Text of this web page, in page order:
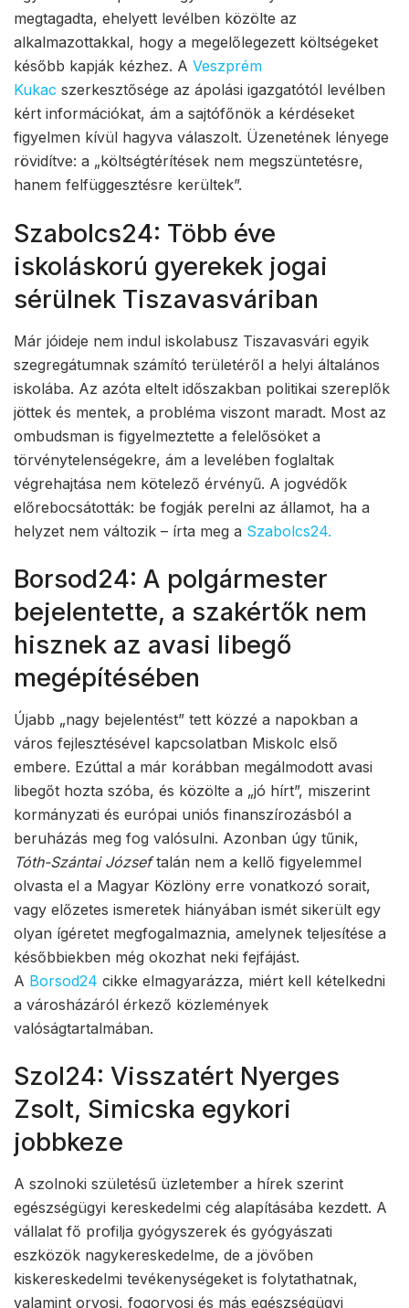
megtagadta, ehelyett levélben közölte az
alkalmazottakkal, hogy a megelőlegezett költségeket
később kapják kézhez. A Veszprém
Kukac szerkesztősége az ápolási igazgatótól levélben
kért információkat, ám a sajtófőnök a kérdéseket
figyelmen kívül hagyva válaszolt. Üzenetének lényege
rövidítve: a „költségtérítések nem megszüntetésre,
hanem felfüggesztésre kerültek”.
Szabolcs24: Több éve
iskoláskorú gyerekek jogai
sérülnek Tiszavasváriban
Már jóideje nem indul iskolabusz Tiszavasvári egyik
szegregátumnak számító területéről a helyi általános
iskolába. Az azóta eltelt időszakban politikai szereplők
jöttek és mentek, a probléma viszont maradt. Most az
ombudsman is figyelmeztette a felelősöket a
törvénytelenségekre, ám a levelében foglaltak
végrehajtása nem kötelező érvényű. A jogvédők
előrebocsátották: be fogják perelni az államot, ha a
helyzet nem változik – írta meg a Szabolcs24.
Borsod24: A polgármester
bejelentette, a szakértők nem
hisznek az avasi libegő
megépítésében
Újabb „nagy bejelentést” tett közzé a napokban a
város fejlesztésével kapcsolatban Miskolc első
embere. Ezúttal a már korábban megálmodott avasi
libegőt hozta szóba, és közölte a „jó hírt”, miszerint
kormányzati és európai uniós finanszírozásból a
beruházás meg fog valósulni. Azonban úgy tűnik,
Tóth-Szántai Józseftalán nem a kellő figyelemmel
olvasta el a Magyar Közlöny erre vonatkozó sorait,
vagy előzetes ismeretek hiányában ismét sikerült egy
olyan ígéretet megfogalmaznia, amelynek teljesítése a
későbbiekben még okozhat neki fejfájást.
A Borsod24 cikke elmagyarázza, miért kell kételkedni
a városházáról érkező közlemények
valóságtartalmában.
Szol24: Visszatért Nyerges
Zsolt, Simicska egykori
jobbkeze
A szolnoki születésű üzletember a hírek szerint
egészségügyi kereskedelmi cég alapításába kezdett. A
vállalat fő profilja gyógyszerek és gyógyászati
eszközök nagykereskedelme, de a jövőben
kiskereskedelmi tevékenységeket is folytathatnak,
valamint orvosi, fogorvosi és más egészségügyi